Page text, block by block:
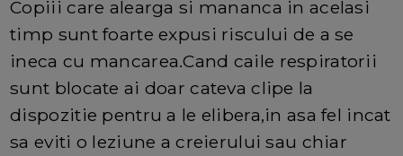
Copiii care alearga si mananca in acelasi
timp sunt foarte expusi riscului de a se
ineca cu mancarea.Cand caile respiratorii
sunt blocate ai doar cateva clipe la
dispozitie pentru a le elibera,in asa fel incat
sa eviti o leziune a creierului sau chiar